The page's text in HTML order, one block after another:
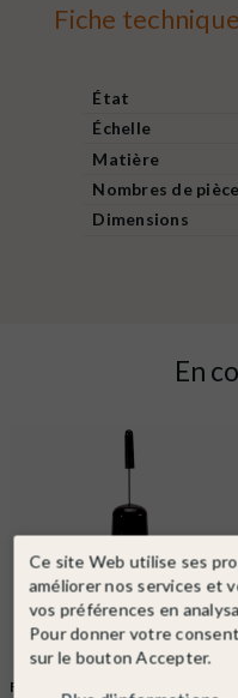
Fiche technique
État
Échelle
Matière
Nombres de
Dimensions
En
FALLER
Ce site Web utilise ses
améliorer nos services et
vos préférences en
Pour donner votre
sur le bouton Accepter.